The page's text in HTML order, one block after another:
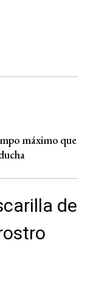
máximo que
de